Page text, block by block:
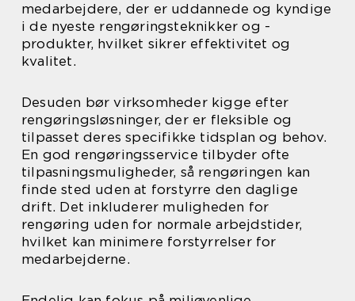
medarbejdere, der er uddannede og kyndige
i de nyeste rengøringsteknikker og -
produkter, hvilket sikrer effektivitet og
kvalitet.
Desuden bør virksomheder kigge efter
rengøringsløsninger, der er fleksible og
tilpasset deres specifikke tidsplan og behov.
En god rengøringsservice tilbyder ofte
tilpasningsmuligheder, så rengøringen kan
finde sted uden at forstyrre den daglige
drift. Det inkluderer muligheden for
rengøring uden for normale arbejdstider,
hvilket kan minimere forstyrrelser for
medarbejderne.